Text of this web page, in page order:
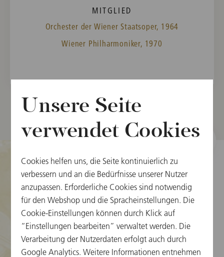
MITGLIED
Orchester der Wiener Staatsoper, 1964
Wiener Philharmoniker, 1970
Cookie-Einstellungen
Karteninformation
Neujahrskonzert FAQs
Medien
Unsere Seite
verwendet Cookies
Cookies helfen uns, die Seite kontinuierlich zu
verbessern und an die Bedürfnisse unserer Nutzer
anzupassen. Erforderliche Cookies sind notwendig
für den Webshop und die Spracheinstellungen. Die
Cookie-Einstellungen können durch Klick auf
“Einstellungen bearbeiten” verwaltet werden. Die
Verarbeitung der Nutzerdaten erfolgt auch durch
Google Analytics. Weitere Informationen entnehmen